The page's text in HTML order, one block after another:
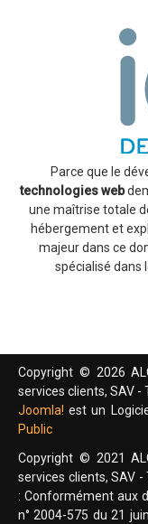
Parce que le
technologies web
une maîtrise totale
hébergement et
majeur dans ce
spécialisé dans
Copyright © 2026
services clients, SAV -
Joomla! est un
Public
Copyright © 2021
services clients, SAV -
: Conformément aux
n° 2004-575 du 21